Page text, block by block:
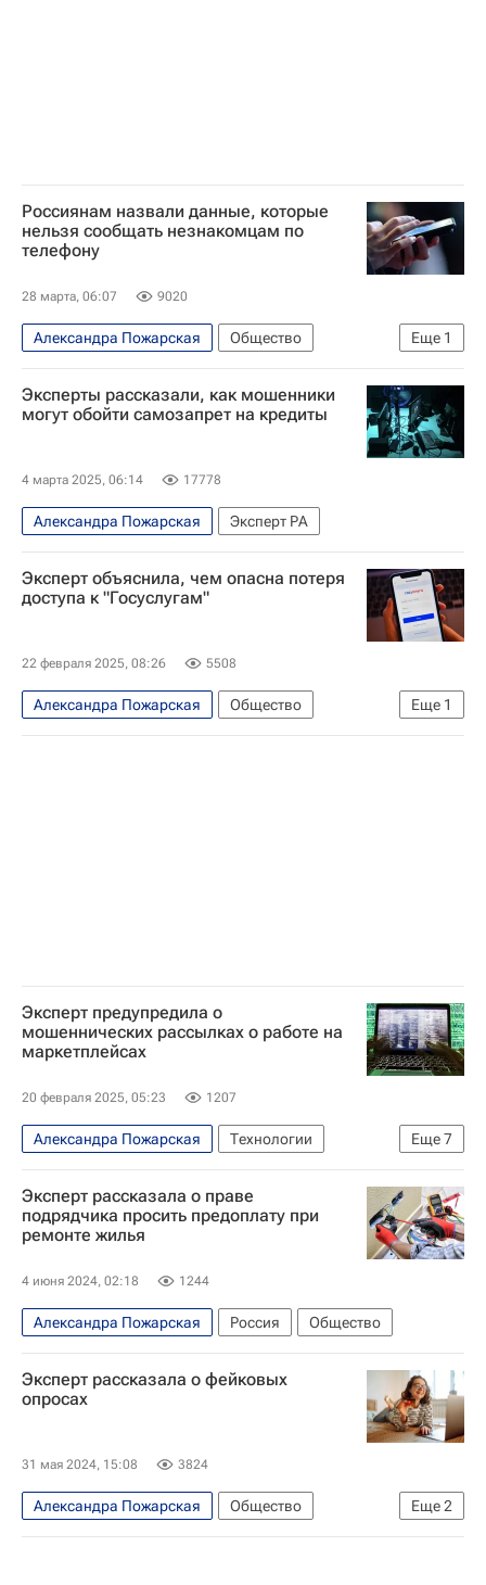
Россиянам назвали данные, которые
нельзя сообщать незнакомцам по
телефону
28 марта, 06:07 9020
Еще 1
Александра Пожарская
Общество
Мошенничество
Эксперты рассказали, как мошенники
могут обойти самозапрет на кредиты
4 марта 2025, 06:14 17778
Александра Пожарская Эксперт РА
Эксперт объяснила, чем опасна потеря
доступа к "Госуслугам"
22 февраля 2025, 08:26 5508
Еще 1
Александра Пожарская
Общество
Технологии
Эксперт предупредила о
мошеннических рассылках о работе на
маркетплейсах
20 февраля 2025, 05:23 1207
Еще7
Александра Пожарская
Технологии
Юго-Восточная Азия
Ближний Восток
Европа
Telegram WhatsApp Inc.
Общество
Эксперт рассказала о праве
подрядчика просить предоплату при
ремонте жилья
4 июня 2024, 02:18 1244
Александра Пожарская Россия Общество
Эксперт рассказала о фейковых
опросах
31 мая 2024, 15:08 3824
Еще2
Александра Пожарская
Общество
Технологии
Яндекс